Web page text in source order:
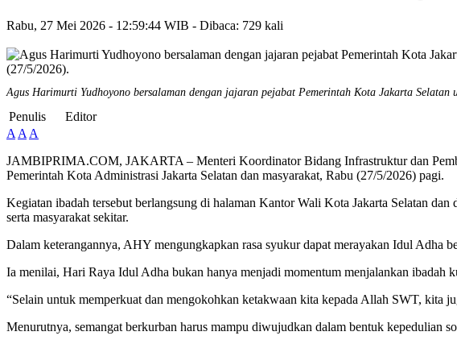
Rabu, 27 Mei 2026 - 12:59:44 WIB - Dibaca: 729 kali
Agus Harimurti Yudhoyono bersalaman dengan jajaran pejabat Pemerintah Kota Jakarta
Penulis
Editor
A A A
JAMBIPRIMA.COM, JAKARTA – Menteri Koordinator Bidang Infrastruktur dan
Pemerintah Kota Administrasi Jakarta Selatan dan masyarakat, Rabu (27/5/2026) pagi.
Kegiatan ibadah tersebut berlangsung di halaman Kantor Wali Kota Jakarta Selatan
serta masyarakat sekitar.
Dalam keterangannya, AHY mengungkapkan rasa syukur dapat merayakan Idul Adha
Ia menilai, Hari Raya Idul Adha bukan hanya menjadi momentum menjalankan ibadah
“Selain untuk memperkuat dan mengokohkan ketakwaan kita kepada Allah SWT, kita
Menurutnya, semangat berkurban harus mampu diwujudkan dalam bentuk kepedulian